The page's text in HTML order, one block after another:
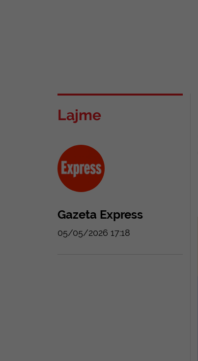
Lajme
Gazeta Express
05/05/2026 17:18